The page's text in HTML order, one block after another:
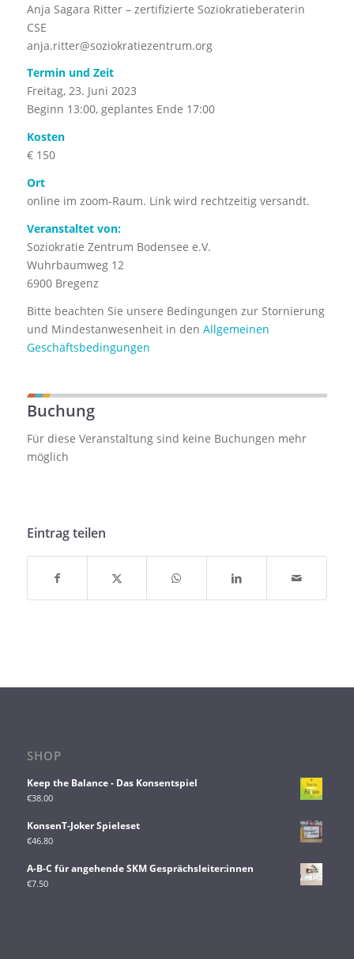
Anja Sagara Ritter – zertifizierte Soziokratieberaterin
CSE
anja.ritter@soziokratiezentrum.org
Termin und Zeit
Freitag, 23. Juni 2023
Beginn 13:00, geplantes Ende 17:00
Kosten
€ 150
Ort
online im zoom-Raum. Link wird rechtzeitig versandt.
Veranstaltet von:
Soziokratie Zentrum Bodensee e.V.
Wuhrbaumweg 12
6900 Bregenz
Bitte beachten Sie unsere Bedingungen zur Stornierung
und Mindestanwesenheit in den Allgemeinen
Geschäftsbedingungen
Buchung
Für diese Veranstaltung sind keine Buchungen mehr
möglich
Eintrag teilen
SHOP
Keep the Balance - Das Konsentspiel
€38.00
KonsenT-Joker Spieleset
€46.80
A-B-C für angehende SKM Gesprächsleiter:innen
€7.50